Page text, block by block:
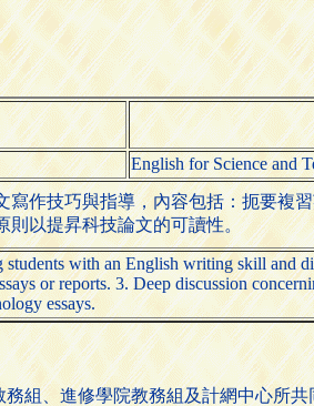
English for Science and
寫作技巧與指導，內容包括：扼要複
則以提昇科技論文的可讀性。
with an English writing skill and
or reports. 3. Deep discussion
essays.
組、進修學院教務組及計網中心所共